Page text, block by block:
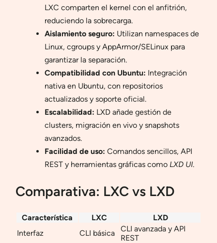
LXC comparten el kernel con el anfitrión,
reduciendo la sobrecarga.
Aislamiento seguro: Utilizan namespaces de
Linux, cgroups y AppArmor/SELinux para
garantizar la separación.
Compatibilidad con Ubuntu: Integración
nativa en Ubuntu, con repositorios
actualizados y soporte oficial.
Escalabilidad: LXD añade gestión de
clusters, migración en vivo y snapshots
avanzados.
Facilidad de uso: Comandos sencillos, API
REST y herramientas gráficas como LXD UI.
Comparativa: LXC vs LXD
Característica LXC
LXD
Interfaz
CLI básica
CLI avanzada y API
REST